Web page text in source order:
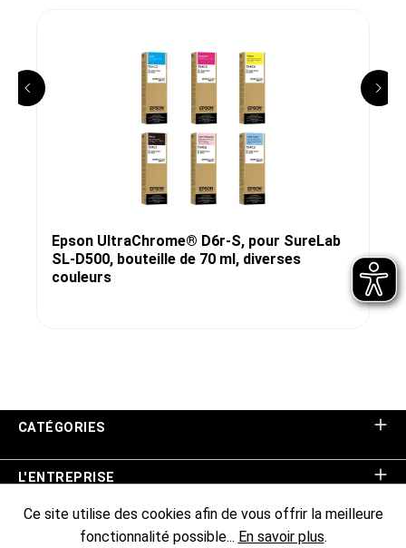
Epson UltraChrome® D6r-S, pour SureLab
SL-D500, bouteille de 70 ml, diverses
couleurs
CATÉGORIES
L'ENTREPRISE
ASSISTANCE BOUTIQUE
Ce site utilise des cookies afin de vous offrir la meilleure
fonctionnalité possible... En savoir plus.